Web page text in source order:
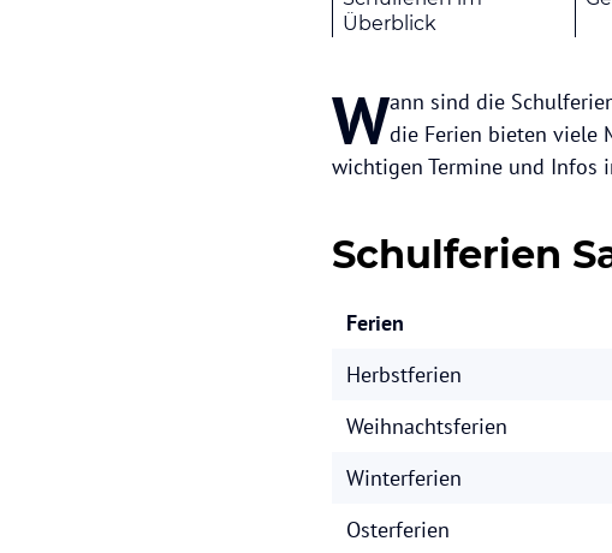
Überblick
Wann sind die
die Ferien bieten viele
wichtigen Termine und Infos
Schulferien
Ferien
Herbstferien
Weihnachtsferien
Winterferien
Osterferien